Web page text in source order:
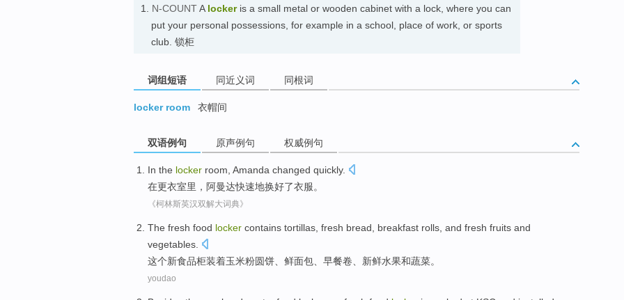
1. N-COUNTA lockeris a small metal or wooden cabinet with a lock, where you can
put your personal possessions, for example in a school, place of work, or sports
club. 锁柜
词组短语 同近义词 同根词
locker room 衣帽间
双语例句 原声例句 权威例句
In the locker room Amanda changed quickly.
在更衣室里， 阿曼达快速地换好了衣服。
《柯林斯英汉双解大词典》
The fresh food locker contains tortillas fresh bread breakfast rolls , and fresh fruits and
vegetables
这个新食品柜装着玉米粉圆饼、 鲜面包 早餐卷 新鲜水果和蔬菜。
youdao